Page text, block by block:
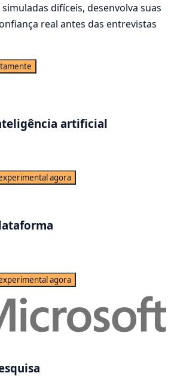
difíceis, desenvolva suas
real antes das entrevistas
artificial
agora
agora